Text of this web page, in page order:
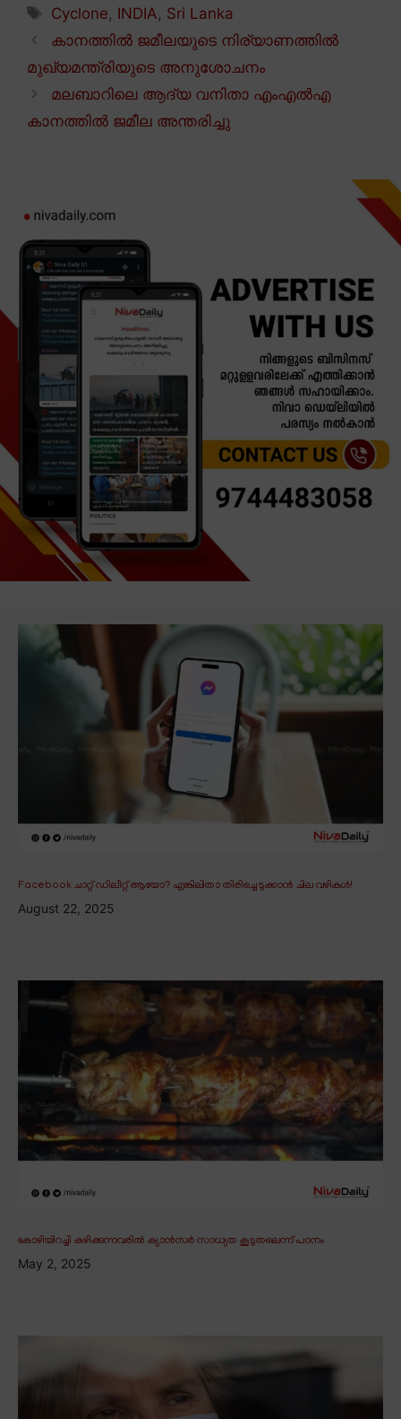
Tags
Cyclone, INDIA, Sri Lanka
കാനത്തിൽ ജമീലയുടെ നിര്യാണത്തിൽ
മുഖ്യമന്ത്രിയുടെ അനുശോചനം
മലബാറിലെ ആദ്യ വനിതാ എംഎൽഎ
കാനത്തിൽ ജമീല അന്തരിച്ചു
Facebook ചാറ്റ് ഡിലീറ്റ് ആയോ? എങ്കിലിതാ തിരിച്ചെടുക്കാൻ ചില വഴികൾ!
August 22, 2025
കോഴിയിറച്ചി കഴിക്കുന്നവരിൽ ക്യാൻസർ സാധ്യത കൂടുതലെന്ന് പഠനം
May 2, 2025